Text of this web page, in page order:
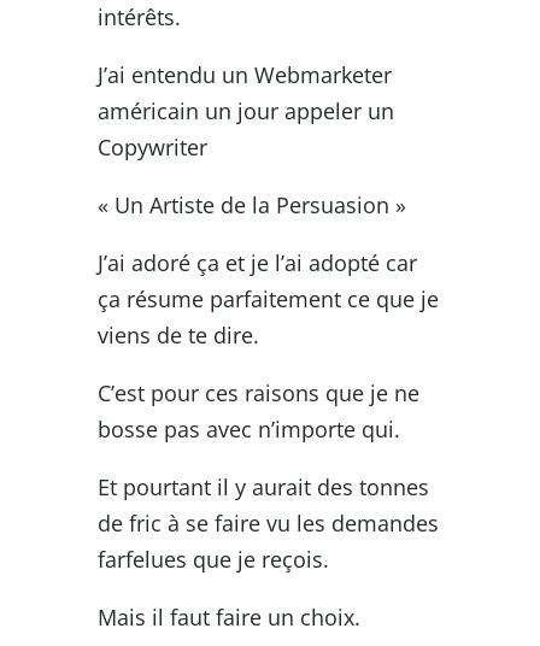
intérêts.
J’ai entendu un Webmarketer
américain un jour appeler un
Copywriter
« Un Artiste de la Persuasion »
J’ai adoré ça et je l’ai adopté car
ça résume parfaitement ce que je
viens de te dire.
C’est pour ces raisons que je ne
bosse pas avec n’importe qui.
Et pourtant il y aurait des tonnes
de fric à se faire vu les demandes
farfelues que je reçois.
Mais il faut faire un choix.